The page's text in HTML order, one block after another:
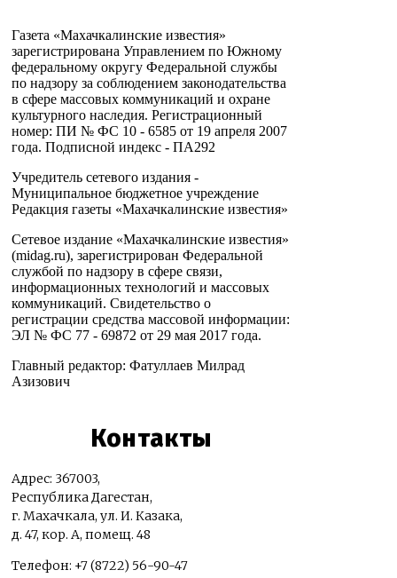
Газета «Махачкалинские известия»
зарегистрирована Управлением по Южному
федеральному округу Федеральной службы
по надзору за соблюдением законодательства
в сфере массовых коммуникаций и охране
культурного наследия. Регистрационный
номер: ПИ № ФС 10 - 6585 от 19 апреля 2007
года. Подписной индекс - ПА292
Учредитель сетевого издания -
Муниципальное бюджетное учреждение
Редакция газеты «Махачкалинские известия»
Сетевое издание «Махачкалинские известия»
(midag.ru), зарегистрирован Федеральной
службой по надзору в сфере связи,
информационных технологий и массовых
коммуникаций. Свидетельство о
регистрации средства массовой информации:
ЭЛ № ФС 77 - 69872 от 29 мая 2017 года.
Главный редактор: Фатуллаев Милрад
Азизович
Контакты
Адрес: 367003,
Республика Дагестан,
г. Махачкала, ул. И. Казака,
д. 47, кор. А, помещ. 48
Телефон: +7 (8722) 56-90-47